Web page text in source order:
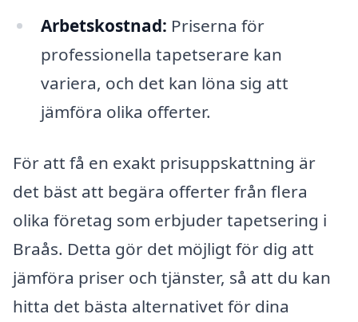
Arbetskostnad: Priserna för
professionella tapetserare kan
variera, och det kan löna sig att
jämföra olika offerter.
För att få en exakt prisuppskattning är
det bäst att begära offerter från flera
olika företag som erbjuder tapetsering i
Braås. Detta gör det möjligt för dig att
jämföra priser och tjänster, så att du kan
hitta det bästa alternativet för dina